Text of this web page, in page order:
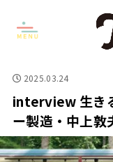
2025.03.24
interview 生き
ー製造・中上敦